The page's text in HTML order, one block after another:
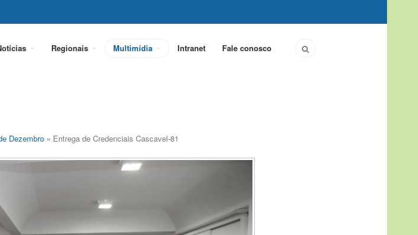
Regionais Multimídia Intranet Fale conosco
Dezembro » Entrega de Credenciais Cascavel-81